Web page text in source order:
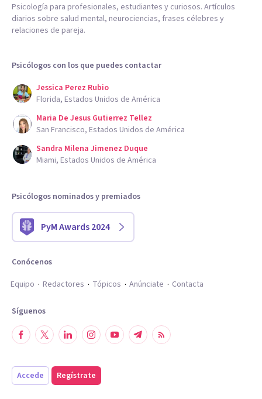
Psicología para profesionales, estudiantes y curiosos. Artículos
diarios sobre salud mental, neurociencias, frases célebres y
relaciones de pareja.
Psicólogos con los que puedes contactar
Jessica Perez Rubio
Florida, Estados Unidos de América
Maria De Jesus Gutierrez Tellez
San Francisco, Estados Unidos de América
Sandra Milena Jimenez Duque
Miami, Estados Unidos de América
Psicólogos nominados y premiados
PyM Awards 2024
Conócenos
Equipo
Redactores Tópicos Anúnciate Contacta
Síguenos
Accede Regístrate